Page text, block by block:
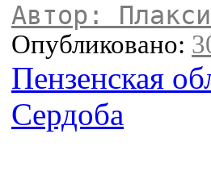
Автор:
Опубликовано:
Пензенская
Сердоба